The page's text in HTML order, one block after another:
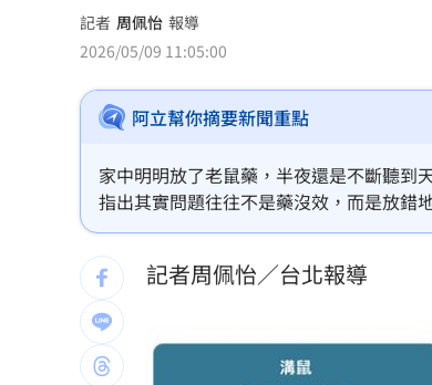
合體沈伯洋 「過來人」陳時中送
兆基債務風暴！前董座李建成遭
手上只剩24元！獨居嬤不動存款
小刀婚姻告終 昔砸百萬辦婚禮
交往3個月閃婚 姜厚任女友前夫
律師+假慈濟青年吸金10億 豪宅
記者 周佩怡 報導
2026/05/09 11:05:00
阿立幫你摘要新聞重點
家中明明放了老鼠藥，半夜還是不斷聽到
指出其實問題往往不是藥沒效，而是放錯
物、孩童誤食風險。
記者周佩怡／台北報導